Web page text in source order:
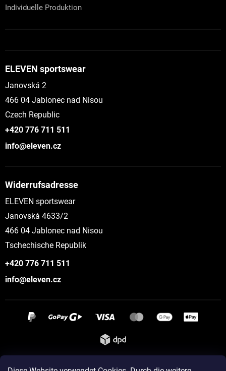
Individuelle Produktion
ELEVEN sportswear
Janovská 2
466 04 Jablonec nad Nisou
Czech Republic
+420 776 711 511
info@eleven.cz
Widerrufsadresse
ELEVEN sportswear
Janovská 4633/2
466 04 Jablonec nad Nisou
Tschechische Republik
+420 776 711 511
info@eleven.cz